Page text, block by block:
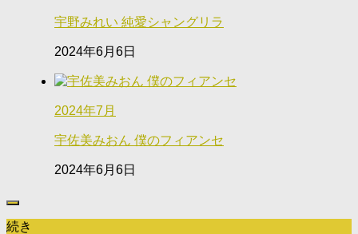
宇野みれい 純愛シャングリラ
2024年6月6日
2024年7月
宇佐美みおん 僕のフィアンセ
2024年6月6日
続き